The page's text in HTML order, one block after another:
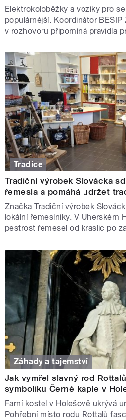
Elektrokoloběžky a vozíky pro
populárnější. Koordinátor BESIP
v rozhovoru připomíná pravidla
Tradice
Tradiční výrobek Slovácka
řemesla a pomáhá udržet
Značka Tradiční výrobek
lokální řemeslníky. V Uherském
pestrost řemesel od kraslic po
Záhady a tajemství
Jak vymřel slavný rod
symboliku Černé kaple v
Farní kostel v Holešově ukrývá
Pohřební místo rodu Rottalů